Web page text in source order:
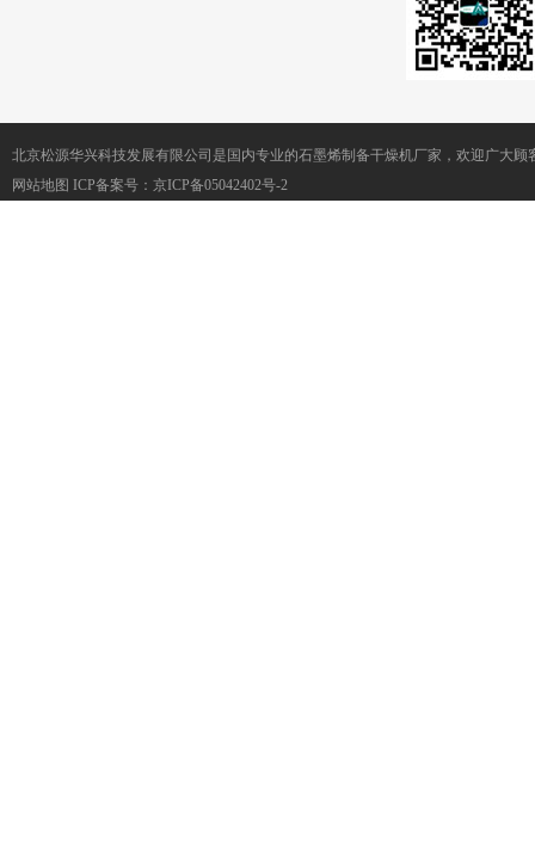
北京松源华兴科技发展有限公司是国内专业的石墨烯制备干燥机厂家，欢迎广大顾
网站地图 ICP备案号： 京ICP备05042402号-2